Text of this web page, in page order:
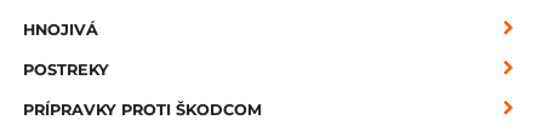
HNOJIVÁ
POSTREKY
PRÍPRAVKY PROTI ŠKODCOM